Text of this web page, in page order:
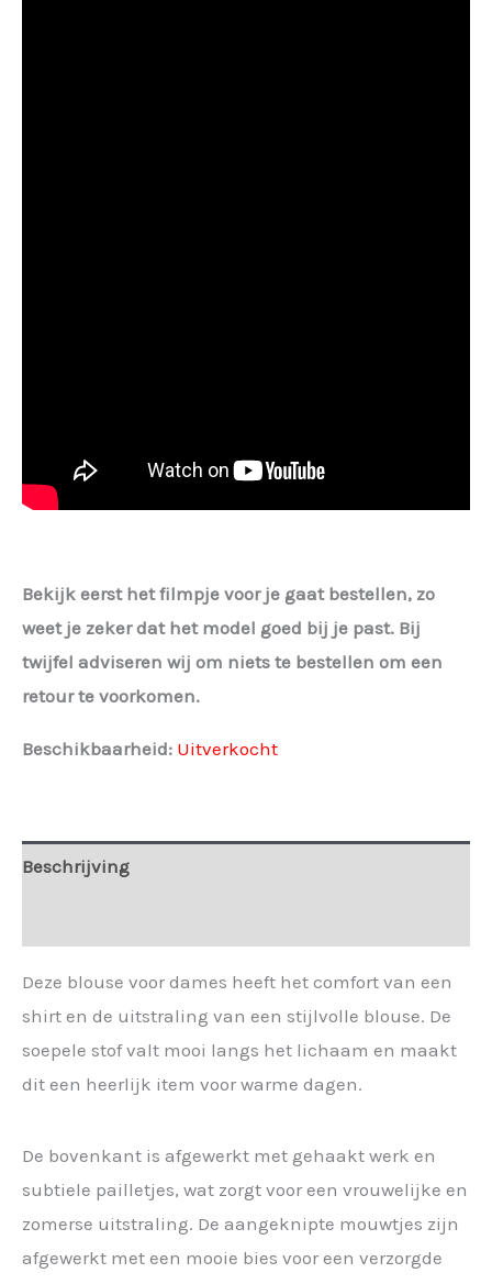
Bekijk eerst het filmpje voor je gaat bestellen, zo
weet je zeker dat het model goed bij je past. Bij
twijfel adviseren wij om niets te bestellen om een
retour te voorkomen.
Beschikbaarheid: Uitverkocht
Beschrijving
Deze blouse voor dames heeft het comfort van een
shirt en de uitstraling van een stijlvolle blouse. De
soepele stof valt mooi langs het lichaam en maakt
dit een heerlijk item voor warme dagen.
De bovenkant is afgewerkt met gehaakt werk en
subtiele pailletjes, wat zorgt voor een vrouwelijke en
zomerse uitstraling. De aangeknipte mouwtjes zijn
afgewerkt met een mooie bies voor een verzorgde